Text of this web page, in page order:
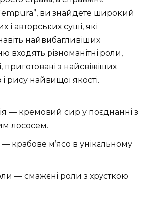
ви знайдете широкий
і авторських суші, які
найвибагливіших
входять різноманітні роли,
приготовані з найсвіжіших
рису найвищої якості.
— кремовий сир у поєднанні з
лососем.
— крабове м’ясо в унікальному
— смажені роли з хрусткою